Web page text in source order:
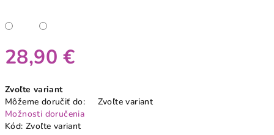
28,90 €
cena:
Zvoľte variant
Môžeme doručiť do:
Zvoľte variant
Možnosti doručenia
Kód: Zvoľte variant